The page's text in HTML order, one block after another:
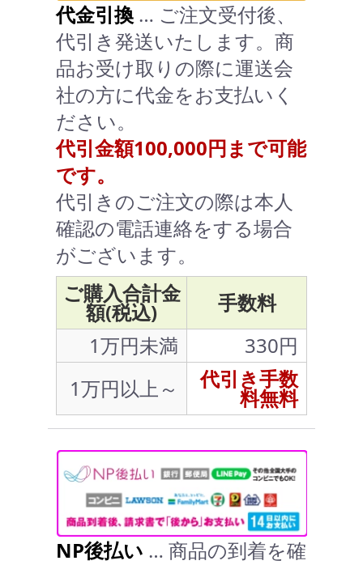
代金引換 … ご注文受付後、
代引き発送いたします。商
品お受け取りの際に運送会
社の方に代金をお支払いく
ださい。
代引金額100,000円まで可能
です。
代引きのご注文の際は本人
確認の電話連絡をする場合
がございます。
ご購入合計金
額(税込)
手数料
1万円未満
330円
1万円以上～
代引き手数
料無料
NP後払い … 商品の到着を確